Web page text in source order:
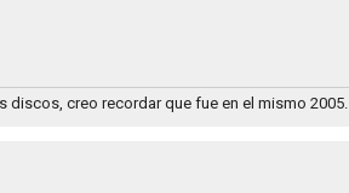
discos, creo recordar que fue en el mismo 2005.